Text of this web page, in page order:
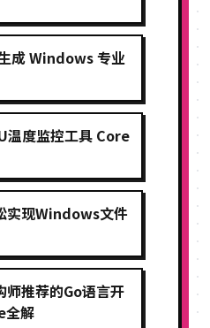
成 Windows 专业
温度监控工具 Core
实现Windows文件
师推荐的Go语言开
全解